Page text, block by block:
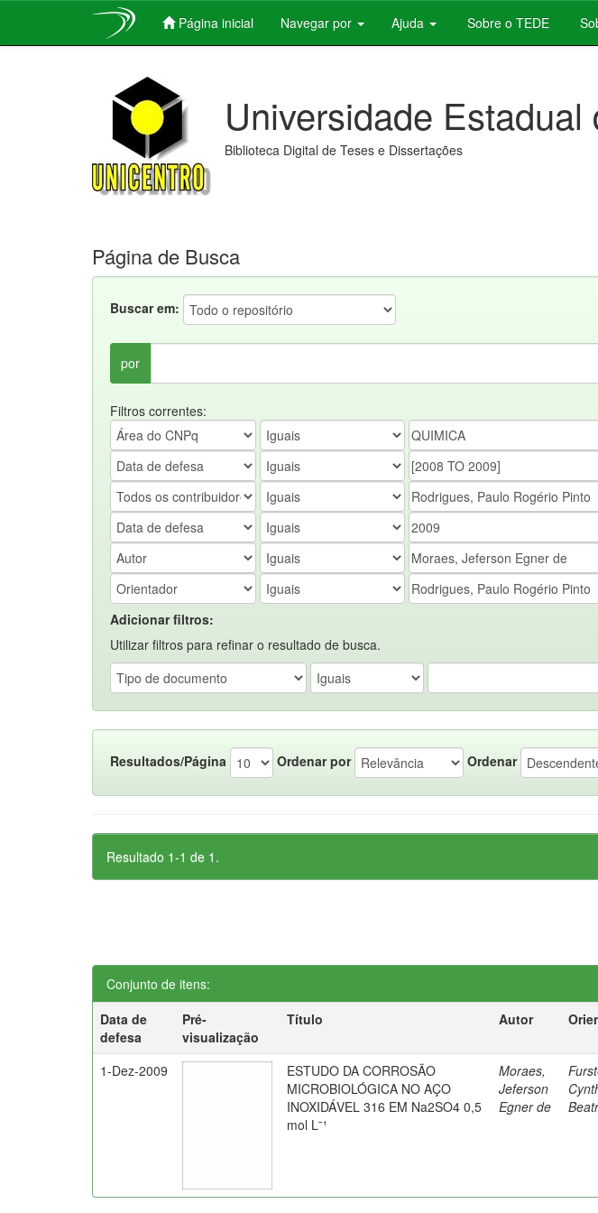
Página inicial Navegar por Ajuda Sobre o TEDE
Universidade
Biblioteca Digital de Teses e Dissertações
Página de Busca
Buscar em:
por
Filtros correntes:
Adicionar filtros:
Utilizar filtros para refinar o resultado de busca.
Resultados/Página Ordenar por Ordenar
Resultado 1-1 de 1.
Conjunto de itens:
Data de
defesa
Pré-
visualização
Título Autor
1-Dez-2009
ESTUDO DA CORROSÃO
MICROBIOLÓGICA NO AÇO
INOXIDÁVEL 316 EM Na2SO4 0,5
mol Lˉ¹
Moraes,
Jeferson
Egner de